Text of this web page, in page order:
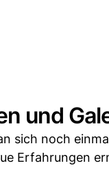
und
sich noch
Erfahrungen